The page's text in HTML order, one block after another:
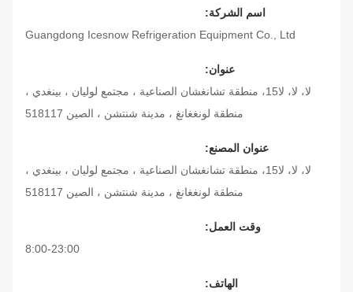
اسم الشركة:
Guangdong Icesnow Refrigeration Equipment Co., Ltd
عنوان:
لا، لا، لا15، منطقة تشانغشان الصناعية ، مجتمع لوليان ، بينغدي ،
منطقة لونغغانغ ، مدينة شنتشن ، الصين 518117
عنوان المصنع:
لا، لا، لا15، منطقة تشانغشان الصناعية ، مجتمع لوليان ، بينغدي ،
منطقة لونغغانغ ، مدينة شنتشن ، الصين 518117
وقت العمل:
8:00-23:00
الهاتف: